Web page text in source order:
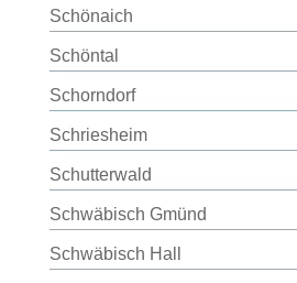
Schönaich
Schöntal
Schorndorf
Schriesheim
Schutterwald
Schwäbisch Gmünd
Schwäbisch Hall